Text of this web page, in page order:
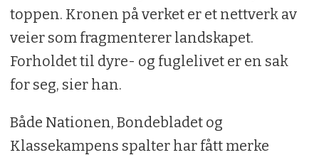
toppen. Kronen på verket er et nettverk av
veier som fragmenterer landskapet.
Forholdet til dyre- og fuglelivet er en sak
for seg, sier han.
Både Nationen, Bondebladet og
Klassekampens spalter har fått merke